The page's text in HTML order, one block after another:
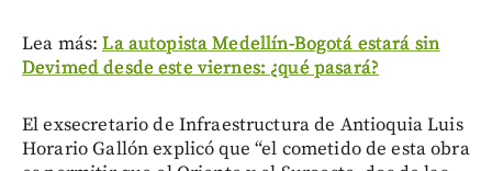
Lea más:La autopista Medellín-Bogotá estará sin
Devimed desde este viernes: ¿qué pasará?
El exsecretario de Infraestructura de Antioquia Luis
Horario Gallón explicó que “el cometido de esta obra